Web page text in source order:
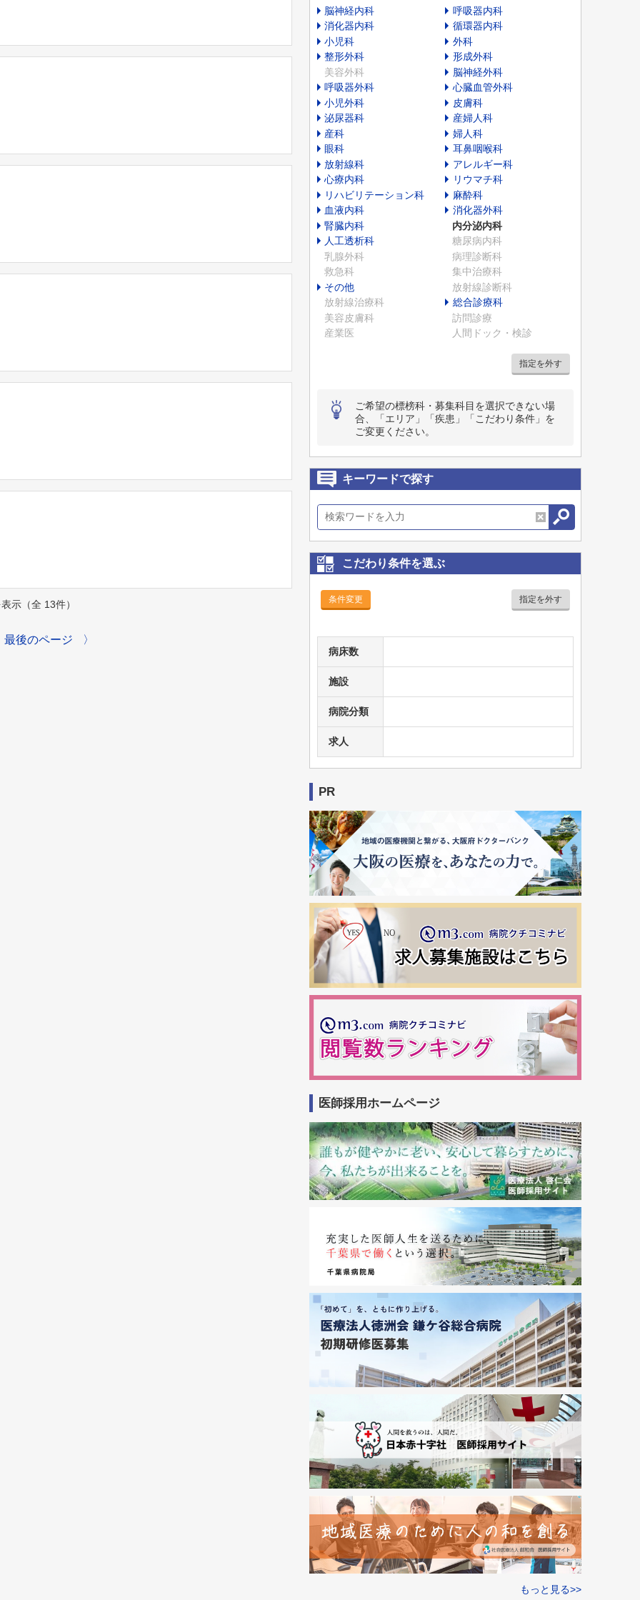
示（全 13件）
最後のページ 〉
脳神経内科
呼吸器内科
消化器内科
循環器内科
小児科
外科
整形外科
形成外科
美容外科
脳神経外科
呼吸器外科
心臓血管外科
小児外科
皮膚科
泌尿器科
産婦人科
産科
婦人科
眼科
耳鼻咽喉科
放射線科
アレルギー科
心療内科
リウマチ科
リハビリテーション科
麻酔科
血液内科
消化器外科
腎臓内科
内分泌内科
人工透析科
糖尿病内科
乳腺外科
病理診断科
救急科
集中治療科
その他
放射線診断科
放射線治療科
総合診療科
美容皮膚科
訪問診療
産業医
人間ドック・検診
指定を外す
ご希望の標榜科・募集科目を選択できない場
合、「エリア」「疾患」「こだわり条件」を
ご変更ください。
キーワードで探す
こだわり条件を選ぶ
条件変更 指定を外す
病床数
施設
病院分類
求人
PR
医師採用ホームページ
もっと見る>>